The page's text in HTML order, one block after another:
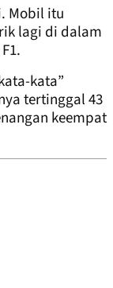
Mobil itu
lagi di dalam
kata”
tertinggal 43
keempat